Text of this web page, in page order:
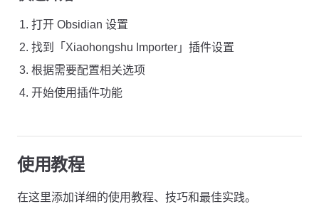
打开 Obsidian 设置
找到「Xiaohongshu Importer」插件设置
根据需要配置相关选项
开始使用插件功能
使用教程
在这里添加详细的使用教程、技巧和最佳实践。